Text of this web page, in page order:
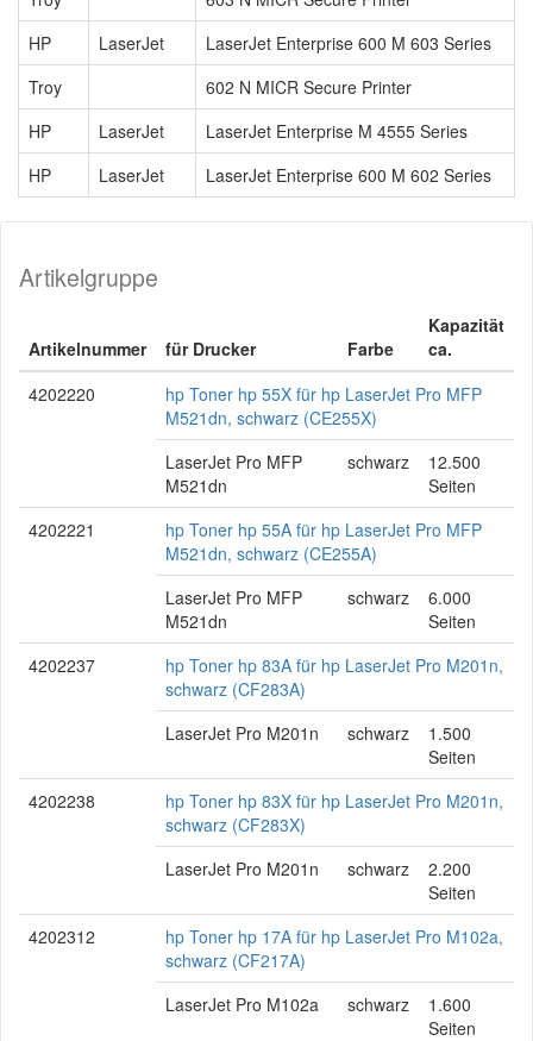
HP
LaserJet
LaserJet Enterprise 600 M 603 Series
Troy
602 N MICR Secure Printer
HP
LaserJet
LaserJet Enterprise M 4555 Series
HP
LaserJet LaserJet Enterprise 600 M 602 Series
Artikelgruppe
Artikelnummer für Drucker Farbe
Kapazität
ca.
4202220
hp Toner hp 55X für hp LaserJet Pro MFP
M521dn, schwarz (CE255X)
LaserJet Pro MFP
M521dn
schwarz
12.500
Seiten
4202221
hp Toner hp 55A für hp LaserJet Pro MFP
M521dn, schwarz (CE255A)
LaserJet Pro MFP
M521dn
schwarz
6.000
Seiten
4202237
hp Toner hp 83A für hp LaserJet Pro M201n,
schwarz (CF283A)
LaserJet Pro M201n
schwarz
1.500
Seiten
4202238
hp Toner hp 83X für hp LaserJet Pro M201n,
schwarz (CF283X)
LaserJet Pro M201n
schwarz
2.200
Seiten
4202312
hp Toner hp 17A für hp LaserJet Pro M102a,
schwarz (CF217A)
LaserJet Pro M102a
schwarz
1.600
Seiten